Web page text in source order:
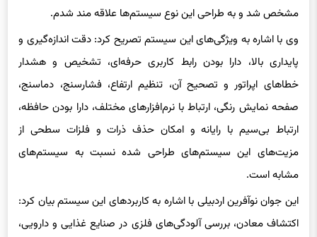
مشخص شد و به طراحی این نوع سیستم‌ها علاقه مند شدم.
وی با اشاره به ویژگی‌های این سیستم تصریح کرد: دقت اندازه‌­گیری و
پایداری بالا، دارا بودن رابط کاربری حرفه‌­ای، تشخیص و هشدار
خطاهای اپراتور و تصحیح آن، تنظیم ارتفاع، فشارسنج، دماسنج،
صفحه نمایش رنگی، ارتباط با نرم‌­افزارهای مختلف، دارا بودن حافظه،
ارتباط بی‌­سیم با رایانه و امکان حذف ذرات و فلزات سطحی از
مزیت‌های این سیستم‌های طراحی شده نسبت به سیستم‌های
مشابه است.
این جوان نوآفرین اردبیلی با اشاره به کاربردهای این سیستم بیان کرد:
اکتشاف معادن، بررسی آلودگی‌های فلزی در صنایع غذایی و دارویی،